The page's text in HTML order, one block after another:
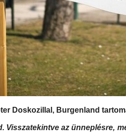
Doskozillal, Burgenland
Visszatekintve az ünneplésre,